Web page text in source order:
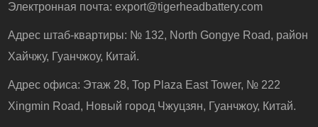
Электронная почта:export@tigerheadbattery.com
Адрес штаб-квартиры: № 132, North Gongye Road, район
Хайчжу, Гуанчжоу, Китай.
Адрес офиса: Этаж 28, Top Plaza East Tower, № 222
Xingmin Road, Новый город Чжуцзян, Гуанчжоу, Китай.